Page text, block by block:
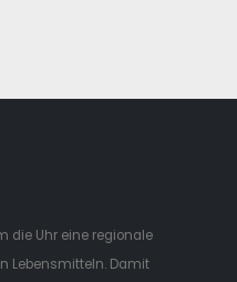
die Uhr eine regionale
Lebensmitteln. Damit